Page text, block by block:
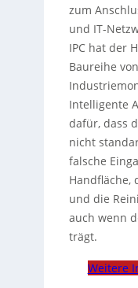
zum
und IT-
IPC hat der
Baureihe
Intelligente
dafür, dass
nicht
falsche
Handfläche,
und die
auch wenn
trägt.
Weitere